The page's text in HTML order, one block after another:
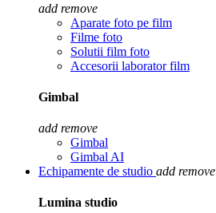
add remove
Aparate foto pe film
Filme foto
Solutii film foto
Accesorii laborator film
Gimbal
add remove
Gimbal
Gimbal AI
Echipamente de studio add remove
Lumina studio